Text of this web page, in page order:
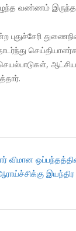
எழுந்த வண்ணம்
விமான